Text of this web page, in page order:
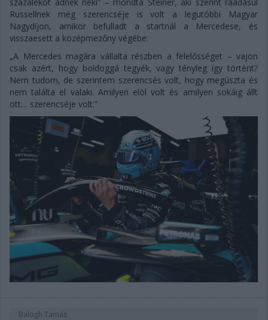
Russellnek még szerencséje is volt a legutóbbi Magyar
Nagydíjon, amikor befulladt a startnál a Mercedese, és
visszaesett a középmezőny végébe:
„A Mercedes magára vállalta részben a felelősséget – vajon
csak azért, hogy boldoggá tegyék, vagy tényleg így történt?
Nem tudom, de szerintem szerencsés volt, hogy megúszta és
nem találta el valaki. Amilyen elöl volt és amilyen sokáig állt
ott… szerencséje volt.”
Balogh Tamás